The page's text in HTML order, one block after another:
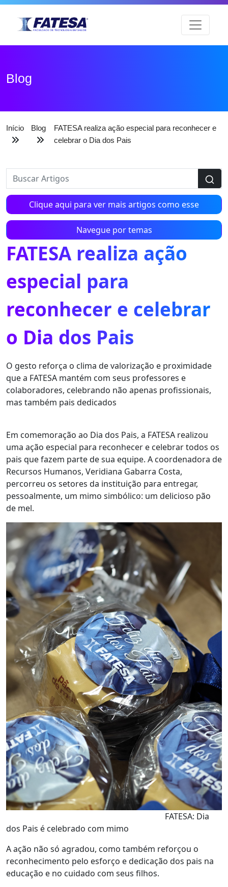
Blog
Início Blog
FATESA realiza ação especial para reconhecer e
celebrar o Dia dos Pais
Clique aqui para ver mais artigos como esse
Navegue por temas
FATESA realiza ação
especial para
reconhecer e celebrar
o Dia dos Pais
O gesto reforça o clima de valorização e proximidade
que a FATESA mantém com seus professores e
colaboradores, celebrando não apenas profissionais,
mas também pais dedicados
Em comemoração ao Dia dos Pais, a FATESA realizou
uma ação especial para reconhecer e celebrar todos os
pais que fazem parte de sua equipe. A coordenadora de
Recursos Humanos, Veridiana Gabarra Costa,
percorreu os setores da instituição para entregar,
pessoalmente, um mimo simbólico: um delicioso pão
de mel.
FATESA: Dia
dos Pais é celebrado com mimo
A ação não só agradou, como também reforçou o
reconhecimento pelo esforço e dedicação dos pais na
educação e no cuidado com seus filhos.